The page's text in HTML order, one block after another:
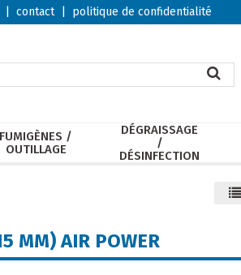
contact politique de confidentialité
FUMIGÈNES /
OUTILLAGE
DÉGRAISSAGE
/
DÉSINFECTION
MM) AIR POWER